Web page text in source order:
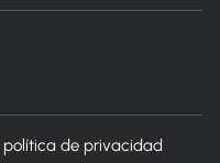
de privacidad